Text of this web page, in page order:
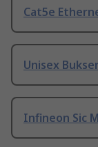
Cat5e
Unisex
Infineon Sic